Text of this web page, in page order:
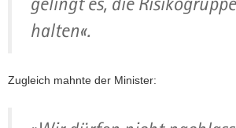
halten«.
Zugleich mahnte der Minister: